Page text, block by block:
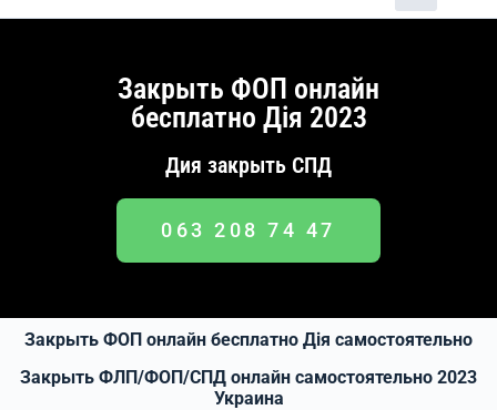
Закрыть ФОП онлайн
бесплатно Дія 2023
Дия закрыть СПД
063 208 74 47
Закрыть ФОП онлайн бесплатно Дія самостоятельно
Закрыть ФЛП/ФОП/СПД онлайн самостоятельно 2023
Украина